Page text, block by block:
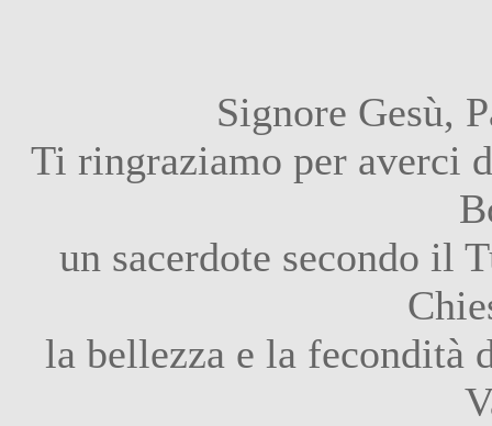
Signore Gesù,
Ti ringraziamo per averci
un sacerdote secondo il
la bellezza e la fecondità